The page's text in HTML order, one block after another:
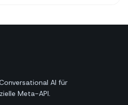
AI für
Meta-API.